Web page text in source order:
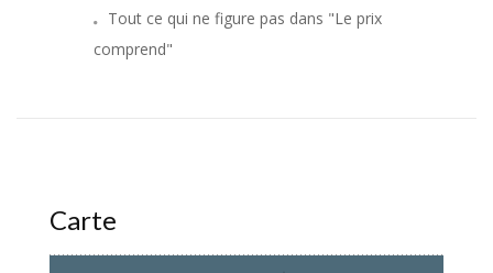
Tout ce qui ne figure pas dans "Le prix
comprend"
Carte